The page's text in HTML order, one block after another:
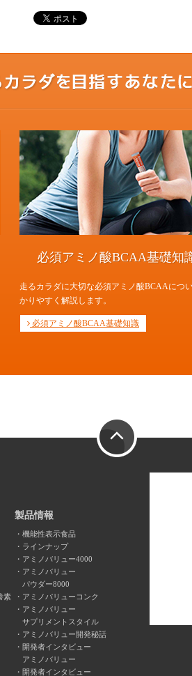
必須アミノ酸BCAA基礎知
走るカラダに大切な必須アミノ酸BCAAにつ
かりやすく解説します。
必須アミノ酸BCAA基礎知識
素
製品情報
機能性表示食品
ラインナップ
アミノバリュー4000
アミノバリュー
パウダー8000
アミノバリューコンク
アミノバリュー
サプリメントスタイル
アミノバリュー開発秘話
開発者インタビュー
アミノバリュー
開発者インタビュー